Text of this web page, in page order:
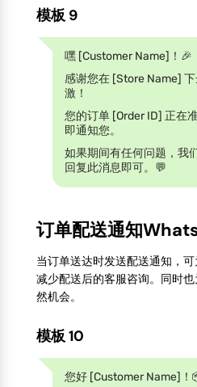
模板 9
嘿 [Customer Name]！🎉
感谢您在 [Store Name]
激！
您的订单 [Order ID] 正在
即通知您。
如果期间有任何问题，我
回复此消息即可。💬
订单配送通知
当订单送达时发送配送通知，
减少配送后的客服咨询。同时
然机会。
模板 10
您好 [Customer Name]！